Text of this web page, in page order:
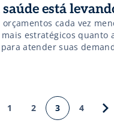
está
cada vez
estratégicos quanto
atender suas
1 2 3 4